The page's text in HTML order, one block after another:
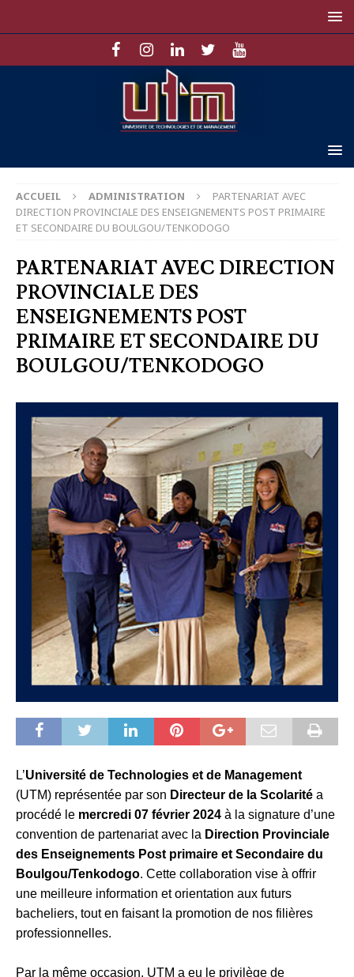
ACCUEIL ADMINISTRATION
PARTENARIAT AVEC
DIRECTION PROVINCIALE DES ENSEIGNEMENTS POST PRIMAIRE
ET SECONDAIRE DU BOULGOU/TENKODOGO
PARTENARIAT AVEC DIRECTION
PROVINCIALE DES
ENSEIGNEMENTS POST
PRIMAIRE ET SECONDAIRE DU
BOULGOU/TENKODOGO
L’Université de Technologies et de Management
(UTM) représentée par son Directeur de la Scolarité a
procédé le mercredi 07 février 2024 à la signature d’une
convention de partenariat avec la Direction Provinciale
des Enseignements Post primaire et Secondaire du
Boulgou/Tenkodogo. Cette collaboration vise à offrir
une meilleure information et orientation aux futurs
bacheliers, tout en faisant la promotion de nos filières
professionnelles.
Par la même occasion, UTM a eu le privilège de